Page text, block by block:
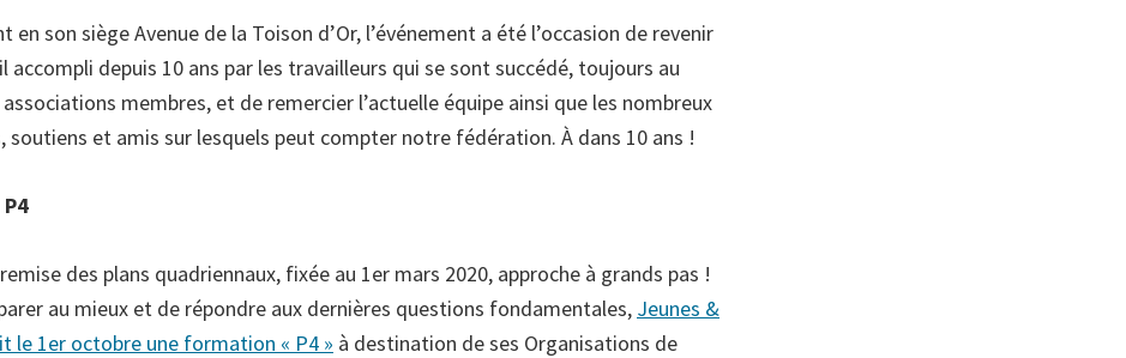
en son siège Avenue de la Toison d’Or, l’événement a été l’occasion de revenir
accompli depuis 10 ans par les travailleurs qui se sont succédé, toujours au
membres, et de remercier l’actuelle équipe ainsi que les nombreux
soutiens et amis sur lesquels peut compter notre fédération. À dans 10 ans !
des plans quadriennaux, fixée au 1er mars 2020, approche à grands pas !
au mieux et de répondre aux dernières questions fondamentales, Jeunes &
le 1er octobre une formation « P4 » à destination de ses Organisations de